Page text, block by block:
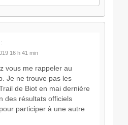
16 h 41 min
vous me rappeler au
Je ne trouve pas les
de Biot en mai dernière
des résultats officiels
participer à une autre